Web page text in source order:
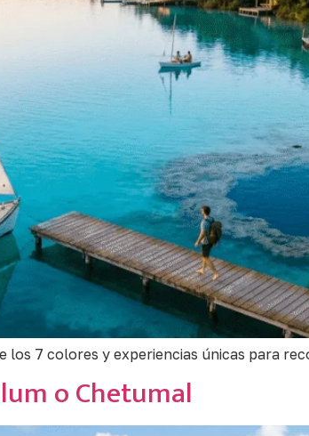
7 colores y experiencias únicas para
o Chetumal